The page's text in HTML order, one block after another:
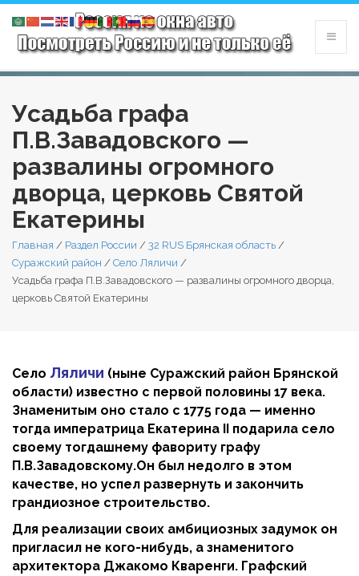
Усадьба графа
П.В.Завадовского —
развалины огромного
дворца, церковь Святой
Екатерины
Главная / Раздел России / 32 RUS Брянская область /
Суражский район / Село Ляличи /
Усадьба графа П.В.Завадовского — развалины огромного дворца,
церковь Святой Екатерины
Село Ляличи (ныне Суражский район Брянской
области) известно с первой половины 17 века.
Знаменитым оно стало с 1775 года — именно
тогда императрица Екатерина II подарила село
своему тогдашнему фавориту графу
П.В.Завадовскому.Он был недолго в этом
качестве, но успел развернуть и закончить
грандиозное строительство.
Для реализации своих амбициозных задумок он
пригласил не кого-нибудь, а знаменитого
архитектора Джакомо Кваренги. Графский